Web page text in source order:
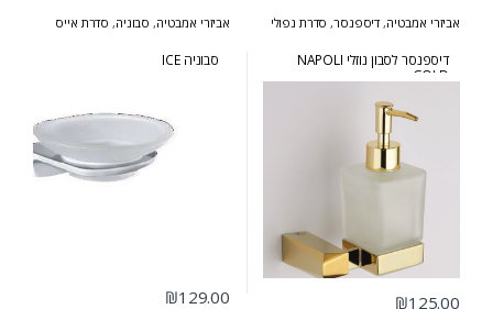
אביזרי אמבטיה, דיספנסר, סדרת נפולי
דיספנסר לסבון נוזלי NAPOLI
GOLD
₪125.00
אביזרי אמבטיה, סבוניה, סדרת אייס
סבוניה ICE
₪129.00